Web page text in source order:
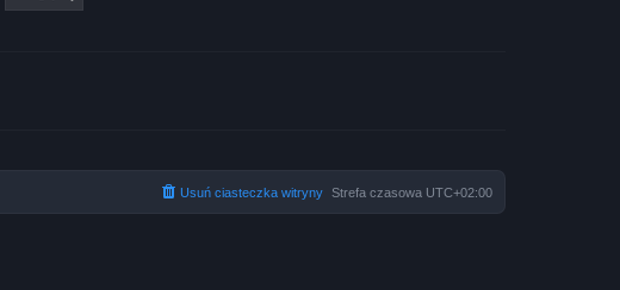
Strefa czasowa UTC+02:00
Usuń ciasteczka witryny